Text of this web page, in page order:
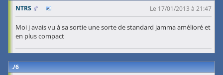
NTRS
Le 17/01/2013 à 21:47
Moi j avais vu à sa sortie une sorte de standard jamma amélioré et
en plus compact
6